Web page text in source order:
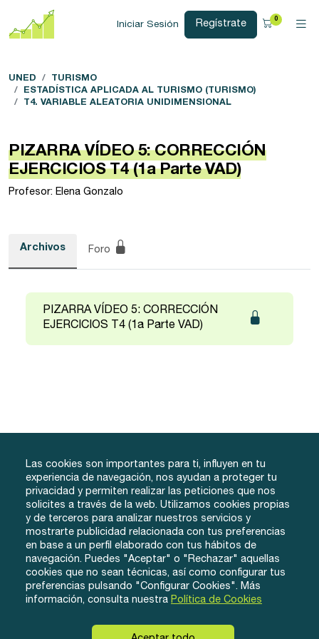
Iniciar Sesión Regístrate 0
UNED
TURISMO
ESTADÍSTICA APLICADA AL TURISMO (TURISMO)
T4. VARIABLE ALEATORIA UNIDIMENSIONAL
PIZARRA VÍDEO 5: CORRECCIÓN
EJERCICIOS T4 (1a Parte VAD)
Profesor: Elena Gonzalo
Archivos Foro
PIZARRA VÍDEO 5: CORRECCIÓN
EJERCICIOS T4 (1a Parte VAD)
info@tuacademiafacil.com
600 816 978
Grados
Método
Conócenos
Testimonios
Contacto
Iniciar Sesión
Regístrate
Las cookies son importantes para ti, influyen en tu
experiencia de navegación, nos ayudan a proteger tu
privacidad y permiten realizar las peticiones que nos
solicites a través de la web. Utilizamos cookies propias
y de terceros para analizar nuestros servicios y
mostrarte publicidad relacionada con tus preferencias
en base a un perfil elaborado con tus hábitos de
navegación. Puedes "Aceptar" o "Rechazar" aquellas
cookies que no sean técnicas, así como configurar tus
preferencias pulsando "Configurar Cookies". Más
información, consulta nuestra Política de Cookies